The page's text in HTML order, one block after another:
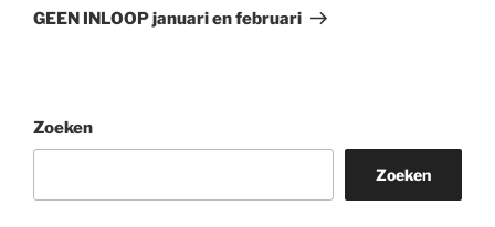
bericht
GEEN INLOOP januari en februari
Zoeken
Zoeken